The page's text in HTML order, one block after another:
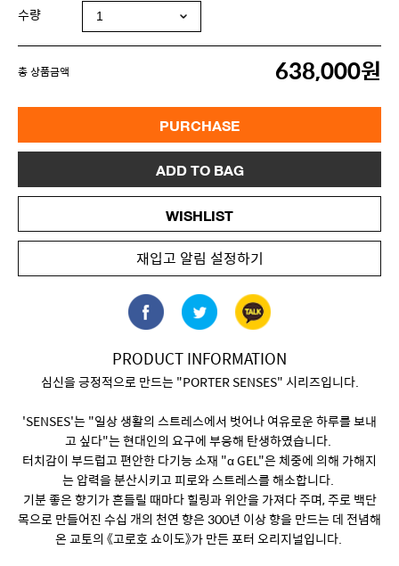
수량
총 상품금액 638,000원
PURCHASE
ADD TO BAG
WISHLIST
재입고 알림 설정하기
PRODUCT INFORMATION
심신을 긍정적으로 만드는 "PORTER SENSES" 시리즈입니다.
'SENSES'는 "일상 생활의 스트레스에서 벗어나 여유로운 하루를 보내
고 싶다"는 현대인의 요구에 부응해 탄생하였습니다.
터치감이 부드럽고 편안한 다기능 소재 "α GEL"은 체중에 의해 가해지
는 압력을 분산시키고 피로와 스트레스를 해소합니다.
기분 좋은 향기가 흔들릴 때마다 힐링과 위안을 가져다 주며, 주로 백단
목으로 만들어진 수십 개의 천연 향은 300년 이상 향을 만드는 데 전념해
온 교토의 《고로호 쇼이도》가 만든 포터 오리지널입니다.